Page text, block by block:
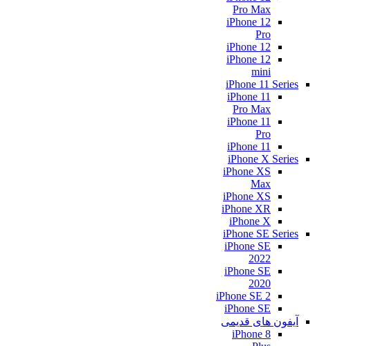
Pro Max
iPhone 12
Pro
iPhone 12
iPhone 12
mini
iPhone 11 Series
iPhone 11
Pro Max
iPhone 11
Pro
iPhone 11
iPhone X Series
iPhone XS
Max
iPhone XS
iPhone XR
iPhone X
iPhone SE Series
iPhone SE
2022
iPhone SE
2020
iPhone SE 2
iPhone SE
آیفون های قدیمی
iPhone 8